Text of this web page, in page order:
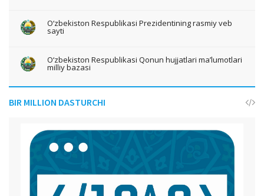
O‘zbekiston Respublikasi Prezidentining rasmiy veb
sayti
O‘zbekiston Respublikasi Qonun hujjatlari ma’lumotlari
milliy bazasi
BIR MILLION DASTURCHI